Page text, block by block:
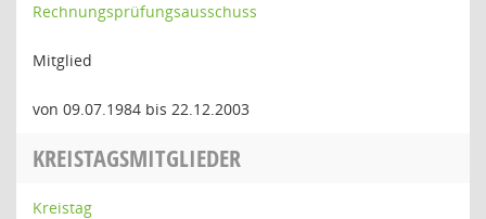
Rechnungsprüfungsausschuss
Mitglied
von 09.07.1984 bis 22.12.2003
KREISTAGSMITGLIEDER
Kreistag